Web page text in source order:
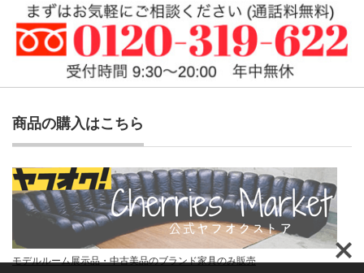
商品の購入はこちら
モデルルーム展示品・中古美品のブランド家具のみ販売